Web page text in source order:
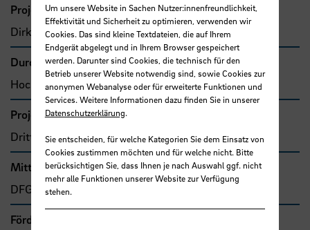
Projektleitung
Dirks, Jan-Henning, Prof. Dr.
Durchführende Organisation
Hochschule Bremen, Fakultät 5
Projekttyp
Drittmittelprojekt (Zuwendung)
Mittel- bzw. Auftragsgeber
DFG, Deutsche Forschungsgemeinschaft (DFG)
Förder- bzw. Auftragssumme
Um unsere Website in Sachen Nutzer:innenfreundlichkeit,
Effektivität und Sicherheit zu optimieren, verwenden wir
Cookies. Das sind kleine Textdateien, die auf Ihrem
Endgerät abgelegt und in Ihrem Browser gespeichert
werden. Darunter sind Cookies, die technisch für den
Betrieb unserer Website notwendig sind, sowie Cookies zur
anonymen Webanalyse oder für erweiterte Funktionen und
Services. Weitere Informationen dazu finden Sie in unserer
Datenschutzerklärung.
Sie entscheiden, für welche Kategorien Sie dem Einsatz von
Cookies zustimmen möchten und für welche nicht. Bitte
berücksichtigen Sie, dass Ihnen je nach Auswahl ggf. nicht
mehr alle Funktionen unserer Website zur Verfügung
stehen.